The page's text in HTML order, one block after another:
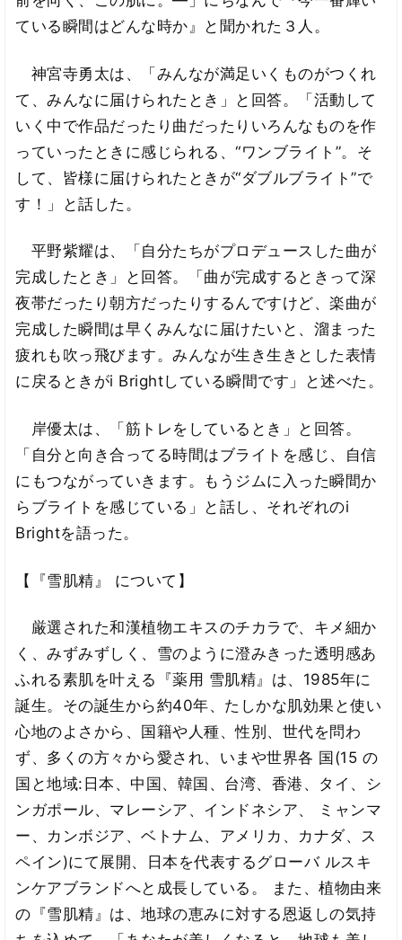
ている瞬間はどんな時か』と聞かれた３人。
神宮寺勇太は、「みんなが満足いくものがつくれ
て、みんなに届けられたとき」と回答。「活動して
いく中で作品だったり曲だったりいろんなものを作
っていったときに感じられる、“ワンブライト”。そ
して、皆様に届けられたときが“ダブルブライト”で
す！」と話した。
平野紫耀は、「自分たちがプロデュースした曲が
完成したとき」と回答。「曲が完成するときって深
夜帯だったり朝方だったりするんですけど、楽曲が
完成した瞬間は早くみんなに届けたいと、溜まった
疲れも吹っ飛びます。みんなが生き生きとした表情
に戻るときがi Brightしている瞬間です」と述べた。
岸優太は、「筋トレをしているとき」と回答。
「自分と向き合ってる時間はブライトを感じ、自信
にもつながっていきます。もうジムに入った瞬間か
らブライトを感じている」と話し、それぞれのi
Brightを語った。
【『雪肌精』 について】
厳選された和漢植物エキスのチカラで、キメ細か
く、みずみずしく、雪のように澄みきった透明感あ
ふれる素肌を叶える『薬用 雪肌精』は、1985年に
誕生。その誕生から約40年、たしかな肌効果と使い
心地のよさから、国籍や人種、性別、世代を問わ
ず、多くの方々から愛され、いまや世界各 国(15 の
国と地域:日本、中国、韓国、台湾、香港、タイ、シ
ンガポール、マレーシア、インドネシア、 ミャンマ
ー、カンボジア、ベトナム、アメリカ、カナダ、ス
ペイン)にて展開、日本を代表するグローバ ルスキ
ンケアブランドへと成長している。 また、植物由来
の『雪肌精』は、地球の恵みに対する恩返しの気持